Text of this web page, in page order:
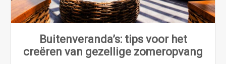
Buitenveranda’s: tips voor het
creëren van gezellige zomeropvang